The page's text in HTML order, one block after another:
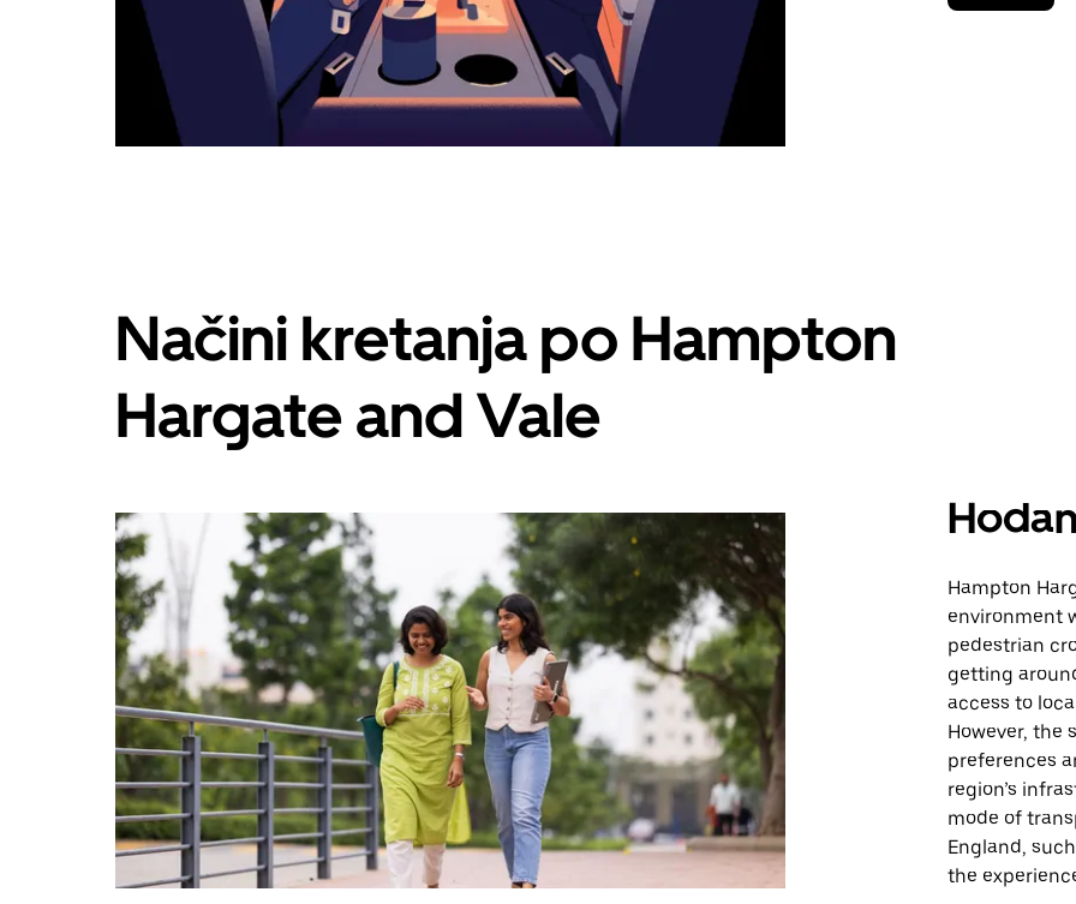
Načini kretanja po Hampton
Hargate and Vale
Hampton
environment
pedestrian
getting
access to
However, the
preferences
region’s
mode of
England,
the